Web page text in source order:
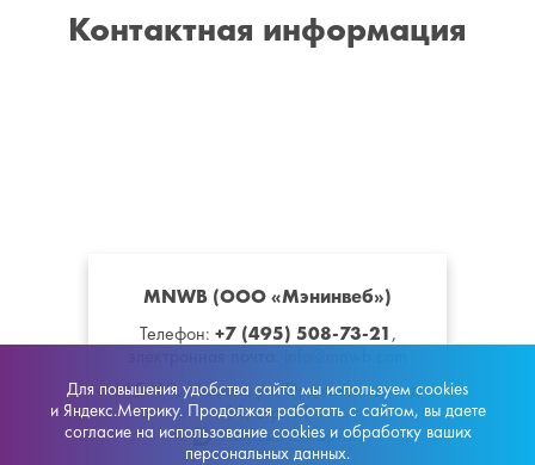
Контактная информация
MNWB (ООО «Мэнинвеб»)
Телефон: +7 (495) 508-73-21,
115419,Москва,ул. Орджоникидзе, д.
11, стр. 11
На Яндекс.Картах
Для повышения удобства сайта мы используем cookies
и Яндекс.Метрику. Продолжая работать с сайтом, вы даете
согласие на использование cookies и обработку ваших
персональных данных.